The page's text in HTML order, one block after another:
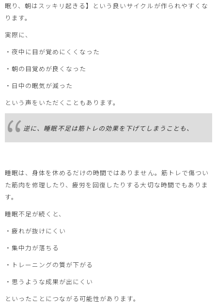
眠り、朝はスッキリ起きる】という良いサイクルが作られやすくな
ります。
実際に、
・夜中に目が覚めにくくなった
・朝の目覚めが良くなった
・日中の眠気が減った
という声をいただくこともあります。
逆に、睡眠不足は筋トレの効果を下げてしまうことも、
睡眠は、身体を休めるだけの時間ではありません。筋トレで傷つい
た筋肉を修理したり、疲労を回復したりする大切な時間でもありま
す。
睡眠不足が続くと、
・疲れが抜けにくい
・集中力が落ちる
・トレーニングの質が下がる
・思うような成果が出にくい
といったことにつながる可能性があります。